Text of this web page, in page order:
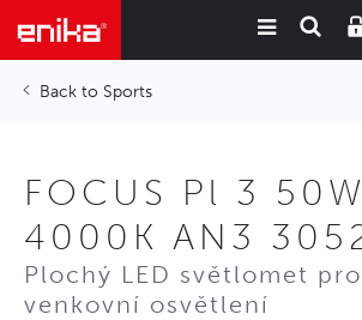
Sports
FOCUS Pl 3
4000K AN3
Plochý LED světlomet
venkovní osvětlení